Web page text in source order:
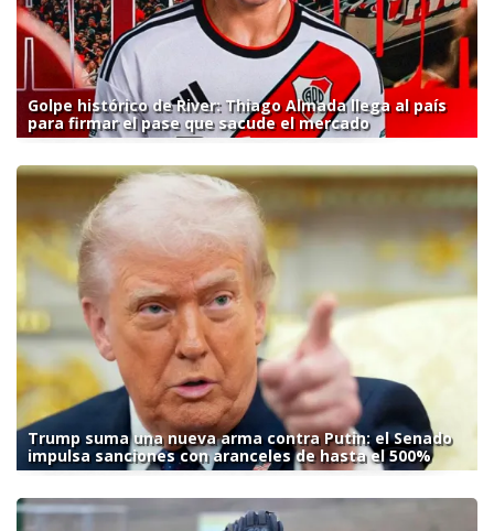
Golpe histórico de River: Thiago Almada llega al país
para firmar el pase que sacude el mercado
Trump suma una nueva arma contra Putin: el Senado
impulsa sanciones con aranceles de hasta el 500%